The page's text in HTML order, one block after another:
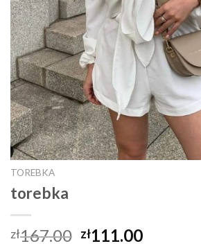
TOREBKA
torebka
zł167.00 zł111.00